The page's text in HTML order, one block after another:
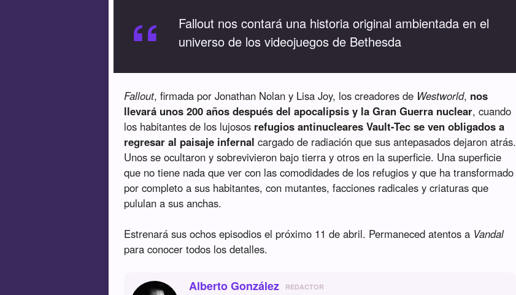
“
Fallout nos contará una historia original ambientada en el
universo de los videojuegos de Bethesda
Fallout, firmada por Jonathan Nolan y Lisa Joy, los creadores de Westworld, nos
llevará unos 200 años después del apocalipsis y la Gran Guerra nuclear, cuando
los habitantes de los lujosos refugios antinucleares Vault-Tec se ven obligados a
regresar al paisaje infernal cargado de radiación que sus antepasados dejaron atrás.
Unos se ocultaron y sobrevivieron bajo tierra y otros en la superficie. Una superficie
que no tiene nada que ver con las comodidades de los refugios y que ha transformado
por completo a sus habitantes, con mutantes, facciones radicales y criaturas que
pululan a sus anchas.
Estrenará sus ochos episodios el próximo 11 de abril. Permaneced atentos a Vandal
para conocer todos los detalles.
Alberto González REDACTOR